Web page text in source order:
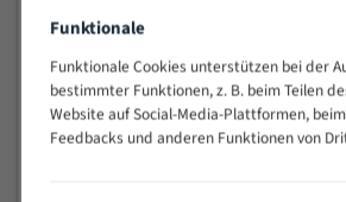
200 -
> 500
0,75/1,25
Vorteile:
Funktionale
Funktionale Cookies unterstützen bei der
bestimmter Funktionen, z. B. beim Teilen
Website auf Social-Media-Plattformen,
Feedbacks und anderen Funktionen von